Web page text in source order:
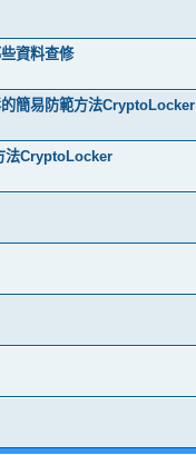
資料查修
簡易防範方法CryptoLocker
法CryptoLocker